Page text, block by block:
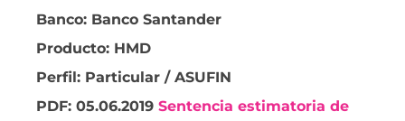
Banco: Banco Santander
Producto: HMD
Perfil: Particular / ASUFIN
PDF: 05.06.2019 Sentencia estimatoria de